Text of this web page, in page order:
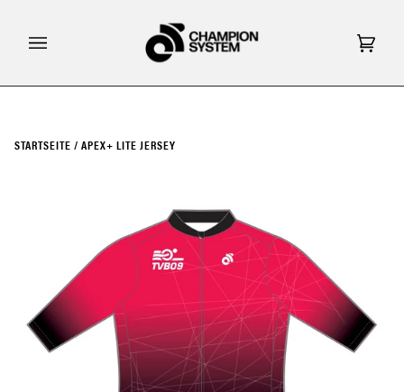
Inhalt
STARTSEITE / APEX+ LITE JERSEY